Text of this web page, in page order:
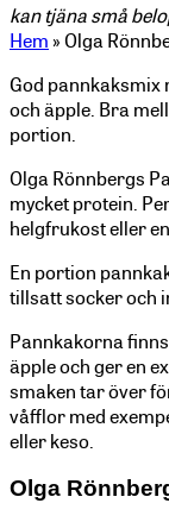
kan tjäna små
Hem»Olga
God pannkaksmix
och äpple. Bra
portion.
Olga Rönnbergs
mycket protein.
helgfrukost eller
En portion
tillsatt socker och
Pannkakorna
äpple och ger en
smaken tar över
våfflor med
eller keso.
Olga